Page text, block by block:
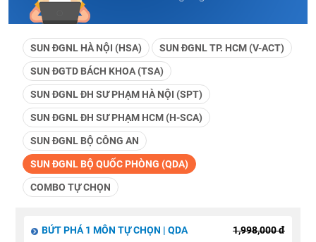
SUN ĐGNL HÀ NỘI (HSA) SUN ĐGNL TP. HCM (V-ACT)
SUN ĐGTD BÁCH KHOA (TSA)
SUN ĐGNL ĐH SƯ PHẠM HÀ NỘI (SPT)
SUN ĐGNL ĐH SƯ PHẠM HCM (H-SCA)
SUN ĐGNL BỘ CÔNG AN
SUN ĐGNL BỘ QUỐC PHÒNG (QDA)
COMBO TỰ CHỌN
BỨT PHÁ 1 MÔN TỰ CHỌN | QDA
1,998,000 đ